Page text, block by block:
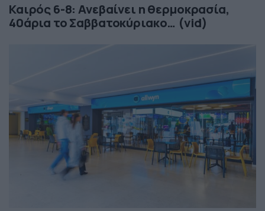
Καιρός 6-8: Ανεβαίνει η θερμοκρασία,
40άρια το Σαββατοκύριακο… (vid)